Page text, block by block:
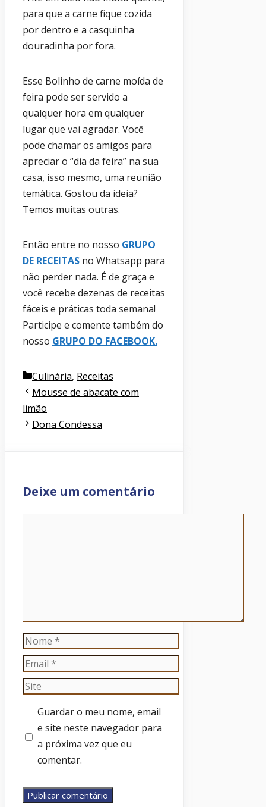
para que a carne fique cozida
por dentro e a casquinha
douradinha por fora.
Esse Bolinho de carne moída de
feira pode ser servido a
qualquer hora em qualquer
lugar que vai agradar. Você
pode chamar os amigos para
apreciar o “dia da feira” na sua
casa, isso mesmo, uma reunião
temática. Gostou da ideia?
Temos muitas outras.
Então entre no nosso GRUPO
DE RECEITAS no Whatsapp para
não perder nada. É de graça e
você recebe dezenas de receitas
fáceis e práticas toda semana!
Participe e comente também do
nosso GRUPO DO FACEBOOK.
Categorias
Culinária, Receitas
Mousse de abacate com
limão
Dona Condessa
Deixe um comentário
Nome
Email
Site
Guardar o meu nome, email
e site neste navegador para
a próxima vez que eu
comentar.